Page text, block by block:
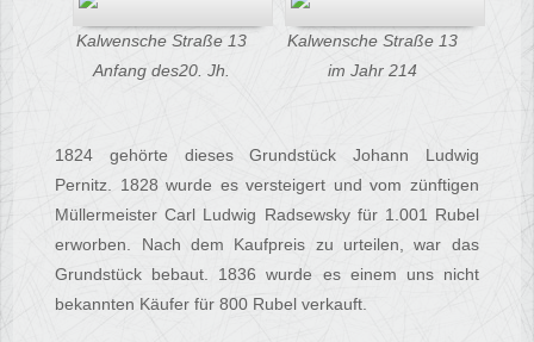
Kalwensche Straße 13
Anfang des20. Jh.
Kalwensche Straße 13
im Jahr 214
1824 gehörte dieses Grundstück Johann Ludwig
Pernitz. 1828 wurde es versteigert und vom zünftigen
Müllermeister Carl Ludwig Radsewsky für 1.001 Rubel
erworben. Nach dem Kaufpreis zu urteilen, war das
Grundstück bebaut. 1836 wurde es einem uns nicht
bekannten Käufer für 800 Rubel verkauft.